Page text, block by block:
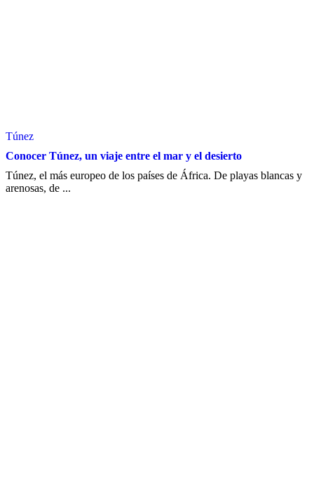
Túnez
Conocer Túnez, un viaje entre el mar y el desierto
Túnez, el más europeo de los países de África. De playas blancas y
arenosas, de ...